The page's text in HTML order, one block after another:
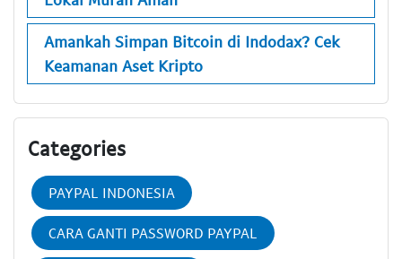
Amankah Simpan Bitcoin di Indodax? Cek
Keamanan Aset Kripto
Categories
PAYPAL INDONESIA
CARA GANTI PASSWORD PAYPAL